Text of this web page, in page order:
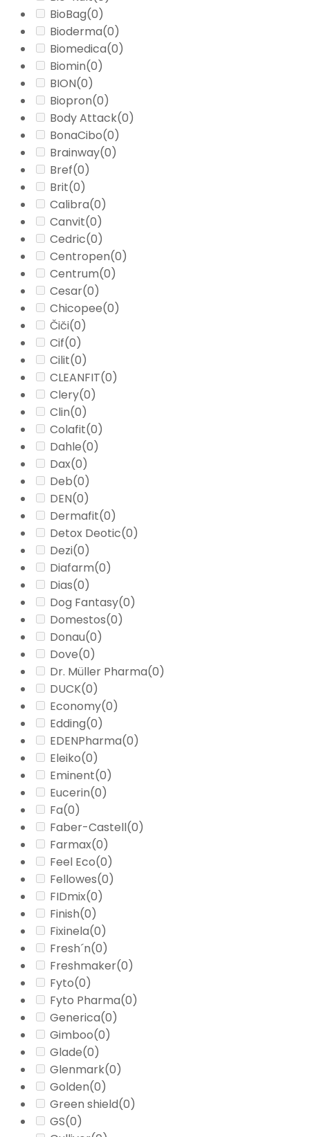
BioBag(0)
Bioderma(0)
Biomedica(0)
Biomin(0)
BION(0)
Biopron(0)
Body Attack(0)
BonaCibo(0)
Brainway(0)
Bref(0)
Brit(0)
Calibra(0)
Canvit(0)
Cedric(0)
Centropen(0)
Centrum(0)
Cesar(0)
Chicopee(0)
Čiči(0)
Cif(0)
Cilit(0)
CLEANFIT(0)
Clery(0)
Clin(0)
Colafit(0)
Dahle(0)
Dax(0)
Deb(0)
DEN(0)
Dermafit(0)
Detox Deotic(0)
Dezi(0)
Diafarm(0)
Dias(0)
Dog Fantasy(0)
Domestos(0)
Donau(0)
Dove(0)
Dr. Müller Pharma(0)
DUCK(0)
Economy(0)
Edding(0)
EDENPharma(0)
Eleiko(0)
Eminent(0)
Eucerin(0)
Fa(0)
Faber-Castell(0)
Farmax(0)
Feel Eco(0)
Fellowes(0)
FIDmix(0)
Finish(0)
Fixinela(0)
Fresh´n(0)
Freshmaker(0)
Fyto(0)
Fyto Pharma(0)
Generica(0)
Gimboo(0)
Glade(0)
Glenmark(0)
Golden(0)
Green shield(0)
GS(0)